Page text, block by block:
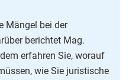
Mängel bei der
berichtet Mag.
erfahren Sie, worauf
wie Sie juristische